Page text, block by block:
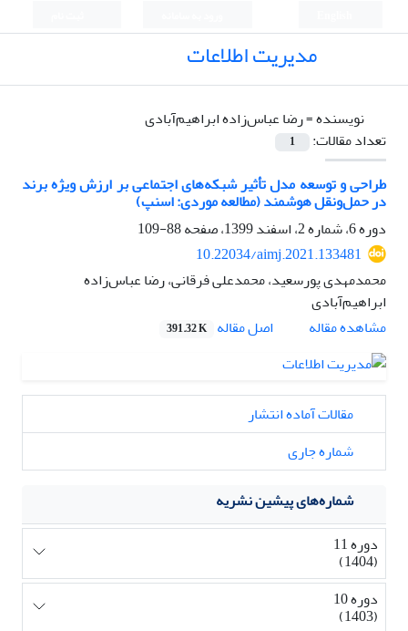
مدیریت اطلاعات
نویسنده =رضا عباس‌زاده ابراهیم‌آبادی
تعداد مقالات:
1
طراحی و توسعه مدل تأثیر شبکه‌های اجتماعی بر ارزش ویژه برند
در حمل‌ونقل هوشمند (مطالعه موردی: اسنپ)
دوره 6، شماره 2، اسفند 1399، صفحه
88-109
10.22034/aimj.2021.133481
محمدمهدی پورسعید، محمدعلی فرقانی، رضا عباس‌زاده
ابراهیم‌آبادی
مشاهده مقاله
اصل مقاله 391.32 K
مقالات آماده انتشار
شماره جاری
شماره‌های پیشین نشریه
دوره 11
(1404)
دوره 10
(1403)